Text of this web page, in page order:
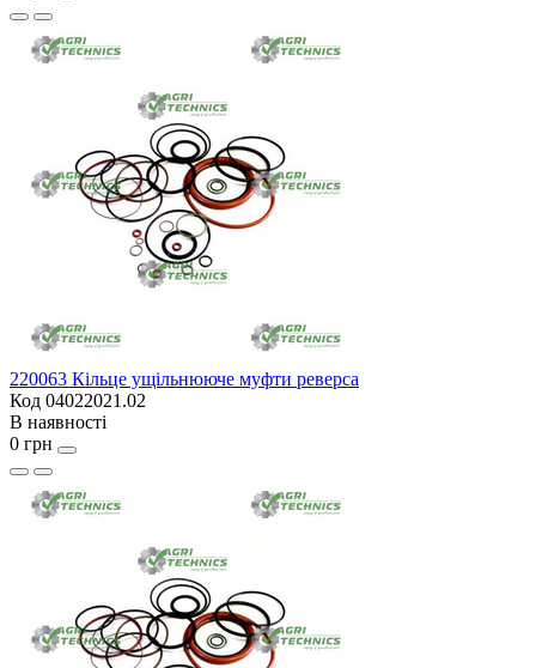
220063 Кільце ущільнююче муфти реверса
Код 04022021.02
В наявності
0 грн